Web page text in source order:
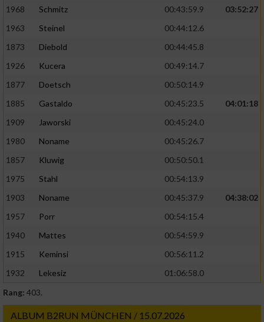
1968
Schmitz 00:43:59.9
03:52:27
1963
Steinel
00:44:12.6
1873
Diebold
00:44:45.8
1926
Kucera
00:49:14.7
1877
Doetsch
00:50:14.9
1885
Gastaldo 00:45:23.5
04:01:18
1909
Jaworski
00:45:24.0
1980
Noname
00:45:26.7
1857
Kluwig
00:50:50.1
1975
Stahl
00:54:13.9
1903
Noname 00:45:37.9
04:38:02
1957
Porr
00:54:15.4
1940
Mattes
00:54:59.9
1915
Keminsi
00:56:11.2
1932
Lekesiz
01:06:58.0
Rang: 403.
ALBUM B2RUN MÜNCHEN / 15.07.2026